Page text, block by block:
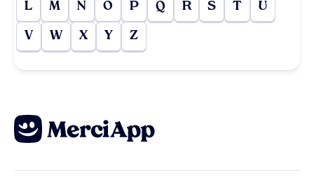
L M N O P Q R S T U
V W X Y Z